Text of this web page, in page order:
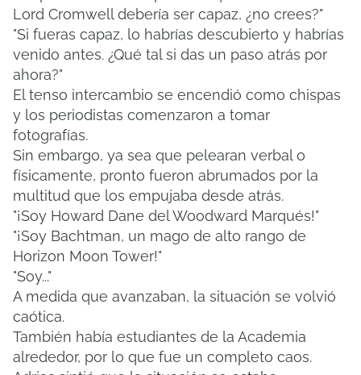
Lord Cromwell debería ser capaz, ¿no crees?"
"Si fueras capaz, lo habrías descubierto y habrías
venido antes. ¿Qué tal si das un paso atrás por
ahora?"
El tenso intercambio se encendió como chispas
y los periodistas comenzaron a tomar
fotografías.
Sin embargo, ya sea que pelearan verbal o
físicamente, pronto fueron abrumados por la
multitud que los empujaba desde atrás.
"¡Soy Howard Dane del Woodward Marqués!"
"¡Soy Bachtman, un mago de alto rango de
Horizon Moon Tower!"
"Soy..."
A medida que avanzaban, la situación se volvió
caótica.
También había estudiantes de la Academia
alrededor, por lo que fue un completo caos.